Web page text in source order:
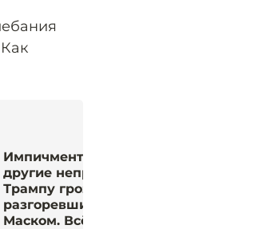
Импичмент, секс-скандал и
другие неприятности: чем
Трампу грозит
разгоревшийся конфликт с
Маском. Всё по порядку